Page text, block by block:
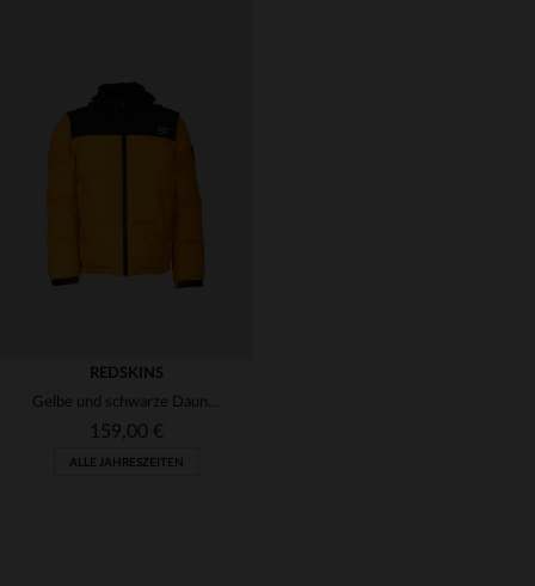
VERFÜGBARE GRÖSSEN
REDSKINS
Gelbe und schwarze Daunenjacke mit abnehmbaren Ärmeln
159,00 €
ALLE JAHRESZEITEN